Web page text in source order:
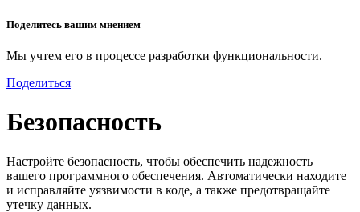
Поделитесь вашим мнением
Мы учтем его в процессе разработки функциональности.
Поделиться
Безопасность
Настройте безопасность, чтобы обеспечить надежность
вашего программного обеспечения. Автоматически находите
и исправляйте уязвимости в коде, а также предотвращайте
утечку данных.